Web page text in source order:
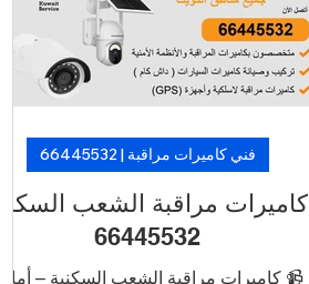
من فنيين متخصصين. 🛡️ لأن الأمان ما فيه
تأجيل… خلّ الكاميرات تشتغل، وارتاح!
كاميرات مراقبة الشعب السكنية
66445532
📹 كاميرات مراقبة الشعب السكنية – أمانك
فني كاميرات مراقبة | 66445532